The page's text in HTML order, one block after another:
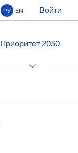
РУ EN Войти
Приоритет 2030